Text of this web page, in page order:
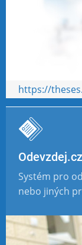
https://
Odevzdej.cz
Systém pro
nebo jiných